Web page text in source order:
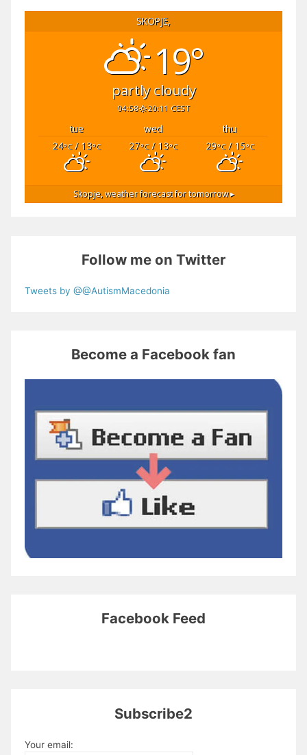
SKOPJE,
19°
partly cloudy
04:58 20:11 CEST
tue wed
thu
24°C/ 13°C 27°C/ 13°C 29°C/ 15°C
Skopje,weather forecast for tomorrow ▸
Follow me on Twitter
Tweets by @@AutismMacedonia
Become a Facebook fan
Facebook Feed
Subscribe2
Your email: